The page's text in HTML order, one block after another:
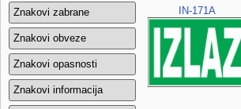
Znakovi zabrane
Znakovi obveze
Znakovi opasnosti
Znakovi informacija
IN-171A